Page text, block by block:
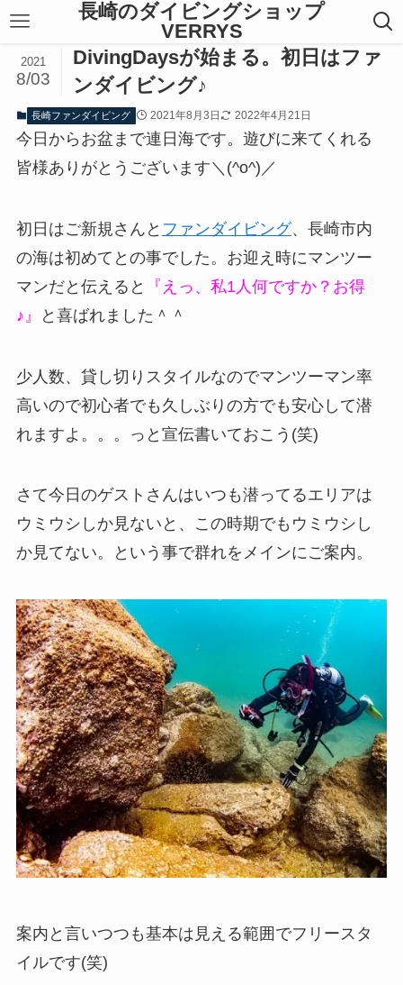
長崎のダイビングショップ
VERRYS
DivingDaysが始まる。初日はファ
ンダイビング♪
2021
8/03
長崎ファンダイビング 2021年8月3日 2022年4月21日
今日からお盆まで連日海です。遊びに来てくれる
皆様ありがとうございます＼(^o^)／
初日はご新規さんと ファンダイビング、長崎市内
の海は初めてとの事でした。お迎え時にマンツー
マンだと伝えると
『えっ、私1人何ですか？お得
♪』
と喜ばれました＾＾
少人数、貸し切りスタイルなのでマンツーマン率
高いので初心者でも久しぶりの方でも安心して潜
れますよ。。。っと宣伝書いておこう(笑)
さて今日のゲストさんはいつも潜ってるエリアは
ウミウシしか見ないと、この時期でもウミウシし
か見てない。という事で群れをメインにご案内。
案内と言いつつも基本は見える範囲でフリースタ
イルです(笑)